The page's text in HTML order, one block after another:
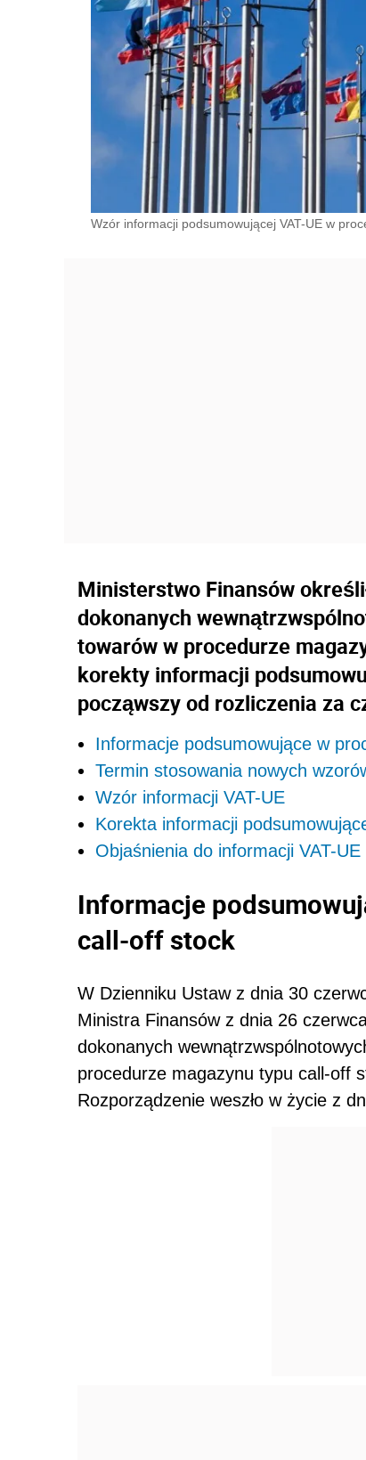
Wzór informacji podsumowującej VAT-UE w
Ministerstwo Finansów
dokonanych
towarów w procedurze
korekty informacji
począwszy od rozliczenia za
Informacje podsumowujące w
Termin stosowania nowych
Wzór informacji VAT-UE
Korekta informacji
Objaśnienia do informacji VAT-UE
Informacje
call-off stock
W Dzienniku Ustaw z dnia 30
Ministra Finansów z dnia 26
dokonanych
procedurze magazynu typu call-off
Rozporządzenie weszło w życie z